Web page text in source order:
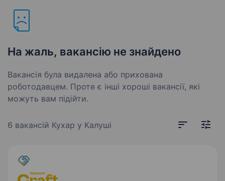
На жаль, вакансію не знайдено
Вакансія була видалена або прихована
роботодавцем. Проте є інші хороші вакансії, які
можуть вам підійти.
6 вакансій Кухар у Калуші